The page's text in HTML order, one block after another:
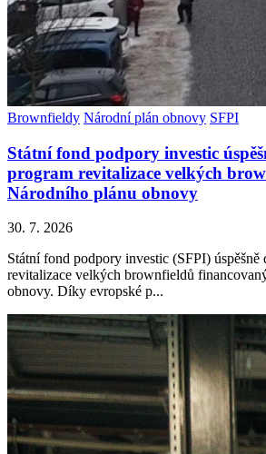
Brownfieldy Národní plán obnovy SFPI
Státní fond podpory investic
program revitalizace velkých
Národního plánu obnovy
30. 7. 2026
Státní fond podpory investic (SFPI)
revitalizace velkých brownfieldů
obnovy. Díky evropské p...